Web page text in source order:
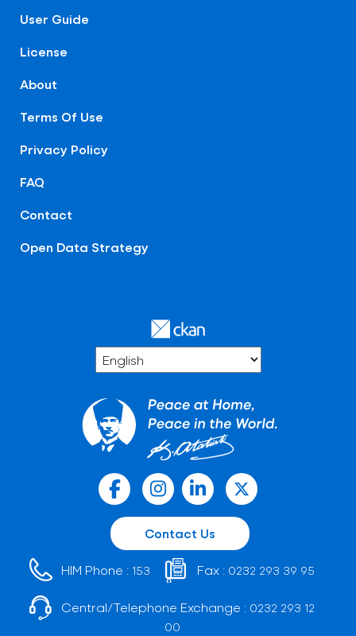
User Guide
License
About
Terms Of Use
Privacy Policy
FAQ
Contact
Open Data Strategy
Contact Us
HIM Phone : 153 Fax : 0232 293 39 95
Central/Telephone Exchange : 0232 293 12
00